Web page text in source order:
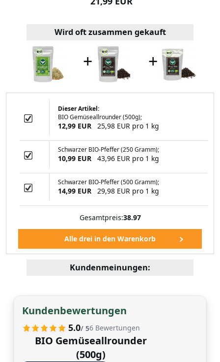
Gramm)
EUR
Wird oft zusammen gekauft
+ +
Dieser Artikel:
BIO Gemüseallrounder (500g);
12,99 EUR 25,98 EUR pro 1 kg
Schwarzer BIO-Pfeffer (250 Gramm);
10,99 EUR 43,96 EUR pro 1 kg
Schwarzer BIO-Pfeffer (500 Gramm);
14,99 EUR 29,98 EUR pro 1 kg
Gesamtpreis:38.97
Kundenmeinungen:
Kundenbewertungen
5.0/ 56 Bewertungen
BIO Gemüseallrounder
(500g)